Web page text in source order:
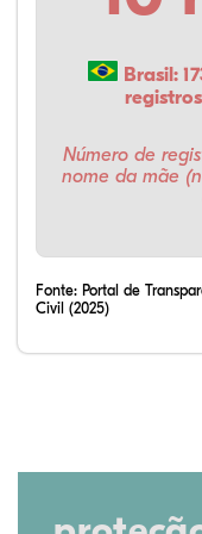
Brasil:
registros
Número de
nome da mãe
Fonte: Portal de
Civil (2025)